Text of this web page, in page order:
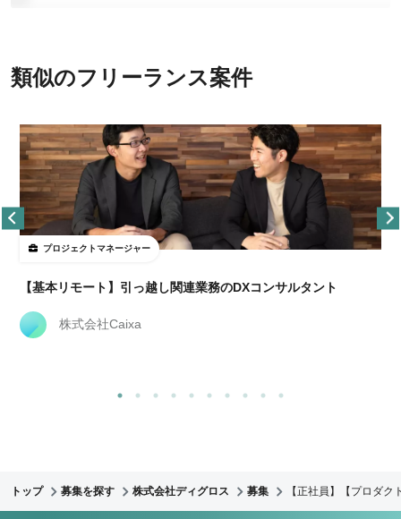
類似のフリーランス案件
プロジェクトマネージャー
【基本リモート】引っ越し関連業務のDXコンサルタント
株式会社Caixa
トップ 募集を探す 株式会社ディグロス 募集 【正社員】【プロダ